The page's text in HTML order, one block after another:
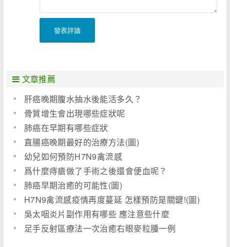
發表評論
文章推薦
肝癌晚期腹水抽水後能活多久？
骨質增生會出現哪些症狀呢
肺癌在早期有哪些症狀
直腸癌晚期最好的治療方法(圖)
幼兒如何預防H7N9禽流感
爲什麼痔瘡做了手術之後還會便血呢？
肺癌早期治癒的可能性(圖)
H7N9禽流感疫情再度蔓延 怎樣預防是關鍵!(圖)
吳太咽炎片副作用有哪些 應注意些什麼
足手反射區療法一次治癒右眼麥粒腫一例